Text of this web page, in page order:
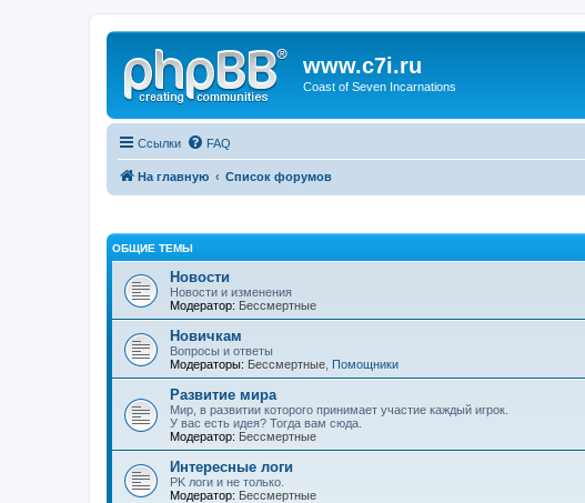
www.c7i.ru
Coast of Seven Incarnations
Ссылки FAQ
На главную Список форумов
ОБЩИЕ ТЕМЫ
Новости
Новости и изменения
Модератор: Бессмертные
Новичкам
Вопросы и ответы
Модераторы: Бессмертные Помощники
Развитие мира
Мир, в развитии которого принимает участие каждый игрок.
У вас есть идея? Тогда вам сюда.
Модератор: Бессмертные
Интересные логи
PK логи и не только.
Модератор: Бессмертные